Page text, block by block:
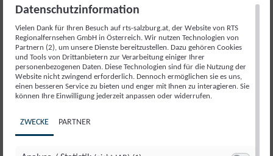
INHÖGBAUER: QUALITÄT OHNE
UMWEGE
Datenschutzinformation
Vielen Dank für Ihren Besuch auf rts-salzburg.at, der Website von RTS
Regionalfernsehen GmbH in Österreich. Wir nutzen Technologien von
Partnern (2), um unsere Dienste bereitzustellen. Dazu gehören Cookies
und Tools von Drittanbietern zur Verarbeitung einiger Ihrer
personenbezogenen Daten. Diese Technologien sind für die Nutzung der
Website nicht zwingend erforderlich. Dennoch ermöglichen sie es uns,
einen besseren Service zu bieten und enger mit Ihnen zu interagieren. Sie
können Ihre Einwilligung jederzeit anpassen oder widerrufen.
ZWECKE PARTNER